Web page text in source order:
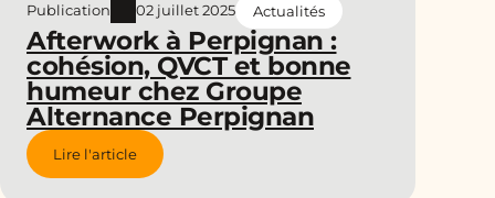
Afterwork à Perpignan :
cohésion, QVCT et bonne
humeur chez Groupe
Alternance Perpignan
Publication
02 juillet 2025 Actualités
Lire l'article